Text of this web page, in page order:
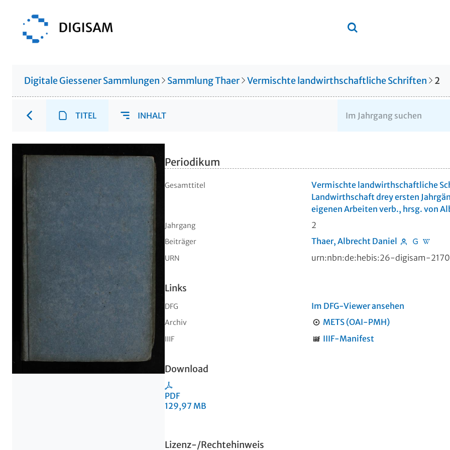
Digitale Giessener Sammlungen Sammlung Thaer Vermischte landwirthschaftliche Schriften 2
TITEL INHALT
Periodikum
Gesamttitel
Vermischte landwirthschaftliche
Landwirthschaft drey ersten
eigenen Arbeiten verb., hrsg. von
Jahrgang 2
Beiträger Thaer, Albrecht Daniel
URN urn:nbn:de:hebis:26-digisam-
Links
DFG Im DFG-Viewer ansehen
Archiv METS (OAI-PMH)
IIIF IIIF-Manifest
Download
PDF
129,97 MB
Lizenz-/Rechtehinweis